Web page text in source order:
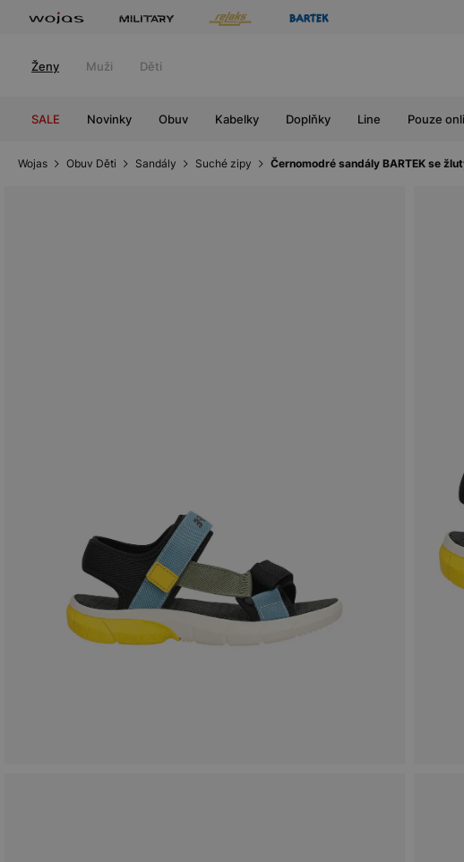
Ženy Muži Děti
SALE Novinky Obuv Kabelky Doplňky Line Pouze
Wojas Obuv Děti Sandály Suché zipy Černomodré sandály BARTEK se